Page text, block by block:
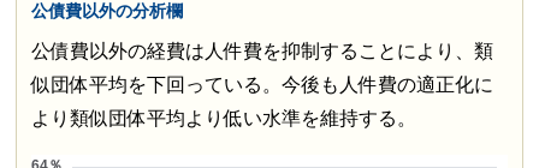
公債費以外の分析欄
公債費以外の経費は人件費を抑制することにより、類
似団体平均を下回っている。今後も人件費の適正化に
より類似団体平均より低い水準を維持する。